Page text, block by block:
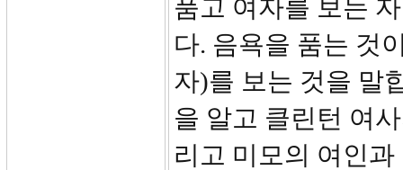
품고 여자를 보는
다. 음욕을 품는 것
자)를 보는 것을 말
을 알고 클린턴 여
리고 미모의 여인